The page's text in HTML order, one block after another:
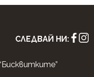
СЛЕДВАЙ НИ: